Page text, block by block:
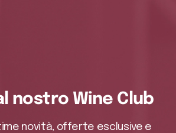
nostro Wine Club
novità, offerte esclusive e